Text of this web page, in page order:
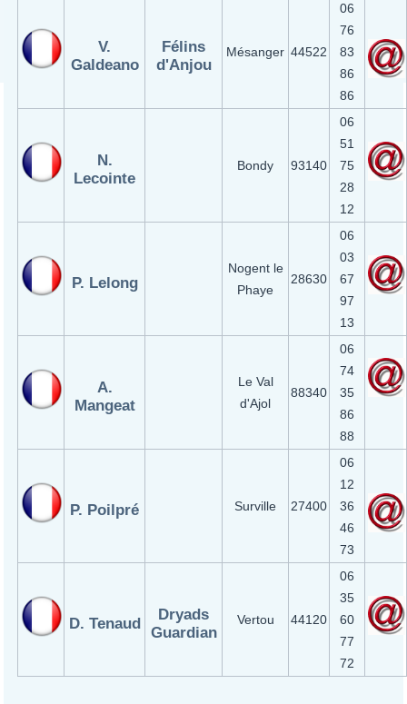
V.
Galdeano
Félins
d'Anjou
Mésanger 44522
06
76
83
86
86
N.
Lecointe
Bondy 93140
06
51
75
28
12
P. Lelong
Nogent le
Phaye
28630
06
03
67
97
13
A.
Mangeat
Le Val
d'Ajol
88340
06
74
35
86
88
P. Poilpré Surville 27400
06
12
36
46
73
D. Tenaud
Dryads
Guardian
Vertou 44120
06
35
60
77
72